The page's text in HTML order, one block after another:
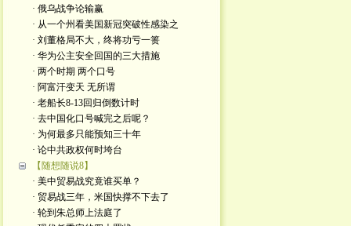
· 俄乌战争论输赢
· 从一个州看美国新冠突破性感染之
· 刘董格局不大，终将功亏一篑
· 华为公主安全回国的三大措施
· 两个时期 两个口号
· 阿富汗变天 无所谓
· 老船长8-13回归倒数计时
· 去中国化口号喊完之后呢？
· 为何最多只能预知三十年
· 论中共政权何时垮台
【随想随说8】
· 美中贸易战究竟谁买单？
· 贸易战三年，米国快撑不下去了
· 轮到朱总师上法庭了